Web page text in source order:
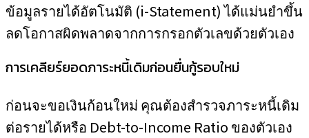
ข้อมูลรายได้อัตโนมัติ (i-Statement) ได้แม่นยำขึ้น
ลดโอกาสผิดพลาดจากการกรอกตัวเลขด้วยตัวเอง
การเคลียร์ยอดภาระหนี้เดิมก่อนยื่นกู้รอบใหม่
ก่อนจะขอเงินก้อนใหม่ คุณต้องสำรวจภาระหนี้เดิม
ต่อรายได้หรือ Debt-to-Income Ratio ของตัวเอง